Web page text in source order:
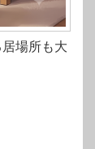
場所も大